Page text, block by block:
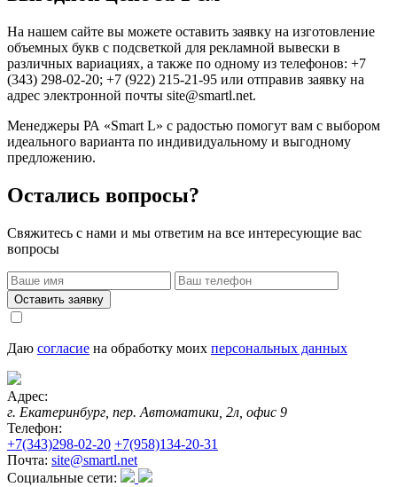
На нашем сайте вы можете оставить заявку на изготовление
объемных букв с подсветкой для рекламной вывески в
различных вариациях, а также по одному из телефонов: +7
(343) 298-02-20; +7 (922) 215-21-95 или отправив заявку на
адрес электронной почты site@smartl.net.
Менеджеры РА «Smart L» с радостью помогут вам с выбором
идеального варианта по индивидуальному и выгодному
предложению.
Остались вопросы?
Свяжитесь с нами и мы ответим на все интересующие вас
вопросы
Оставить заявку
Даю согласие на обработку моих персональных данных
Адрес:
г. Екатеринбург, пер. Автоматики, 2л, офис 9
Телефон:
+7(343)298-02-20 +7(958)134-20-31
Почта: site@smartl.net
Социальные сети: